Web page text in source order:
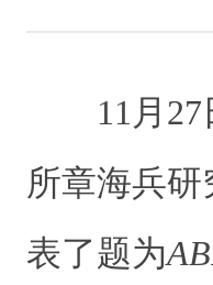
11 月 27
所章海兵
表了题为